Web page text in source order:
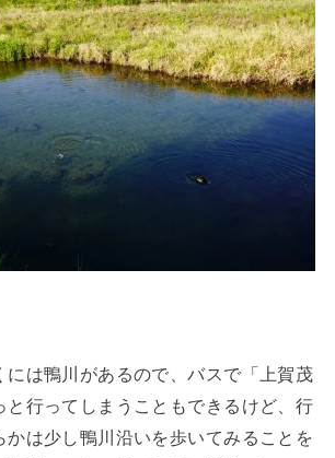
には鴨川があるので、バスで「上賀茂
と行ってしまうこともできるけど、行
かは少し鴨川沿いを歩いてみることを